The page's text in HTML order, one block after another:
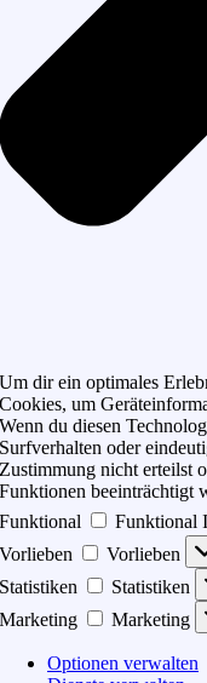
Um dir ein optimales
Cookies, um
Wenn du diesen
Surfverhalten oder
Zustimmung nicht erteilst
Funktionen beeinträchtigt
Funktional
Funktional
Vorlieben
Vorlieben
Statistiken
Statistiken
Marketing
Marketing
Optionen verwalten